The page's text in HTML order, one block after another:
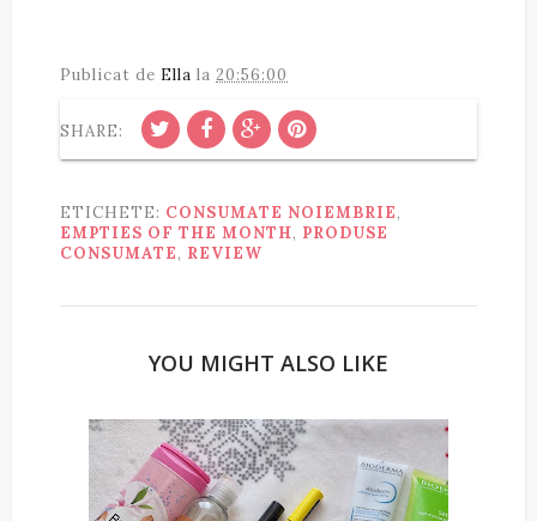
Publicat de Ella la 20:56:00
SHARE:
ETICHETE: CONSUMATE NOIEMBRIE,
EMPTIES OF THE MONTH, PRODUSE
CONSUMATE, REVIEW
YOU MIGHT ALSO LIKE